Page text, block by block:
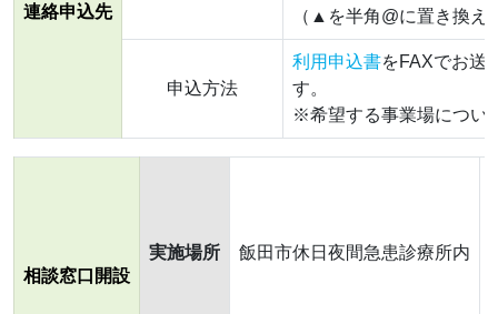
連絡申込先
（▲を半角@に置き換え
申込方法
利用申込書をFAXでお送
す。
※希望する事業場につい
相談窓口開設
実施場所 飯田市休日夜間急患診療所内